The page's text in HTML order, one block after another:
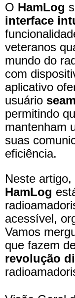
O HamLog
interface
veteranos
mundo do
com
aplicativo
usuário
permitindo
mantenham
suas
eficiência.
Neste
HamLog
acessível,
Vamos
que fazem
revolução